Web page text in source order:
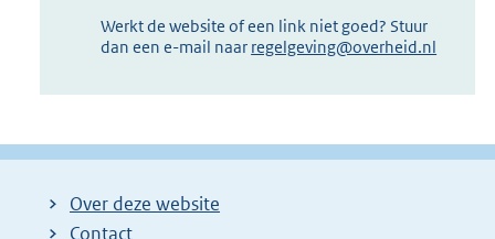
Werkt de website of een link niet goed? Stuur
dan een e-mail naar regelgeving@overheid.nl
Over deze website
Contact